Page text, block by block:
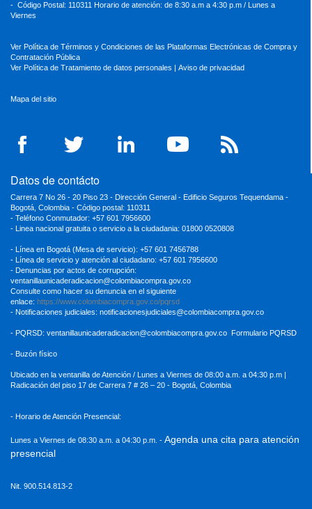
- Código Postal: 110311 Horario de atención: de 8:30 a.m a 4:30 p.m / Lunes a
Viernes
Ver Política de Términos y Condiciones de las Plataformas Electrónicas de Compra y
Contratación Pública
Ver Política de Tratamiento de datos personales | Aviso de privacidad
Mapa del sitio
Datos de contácto
Carrera 7 No 26 - 20 Piso 23 - Dirección General - Edificio Seguros Tequendama -
Bogotá, Colombia - Código postal: 110311
- Teléfono Conmutador: +57 601 7956600
- Linea nacional gratuita o servicio a la ciudadania: 01800 0520808
- Línea en Bogotá (Mesa de servicio): +57 601 7456788
- Línea de servicio y atención al ciudadano: +57 601 7956600
- Denuncias por actos de corrupción:
ventanillaunicaderadicacion@colombiacompra.gov.co
Consulte como hacer su denuncia en el siguiente
enlace: https://www.colombiacompra.gov.co/pqrsd
- Notificaciones judiciales: notificacionesjudiciales@colombiacompra.gov.co
- PQRSD: ventanillaunicaderadicacion@colombiacompra.gov.co Formulario PQRSD
- Buzón físico
Ubicado en la ventanilla de Atención / Lunes a Viernes de 08:00 a.m. a 04:30 p.m |
Radicación del piso 17 de Carrera 7 # 26 – 20 - Bogotá, Colombia
- Horario de Atención Presencial:
Lunes a Viernes de 08:30 a.m. a 04:30 p.m. - Agenda una cita para atención
presencial
Nit. 900.514.813-2